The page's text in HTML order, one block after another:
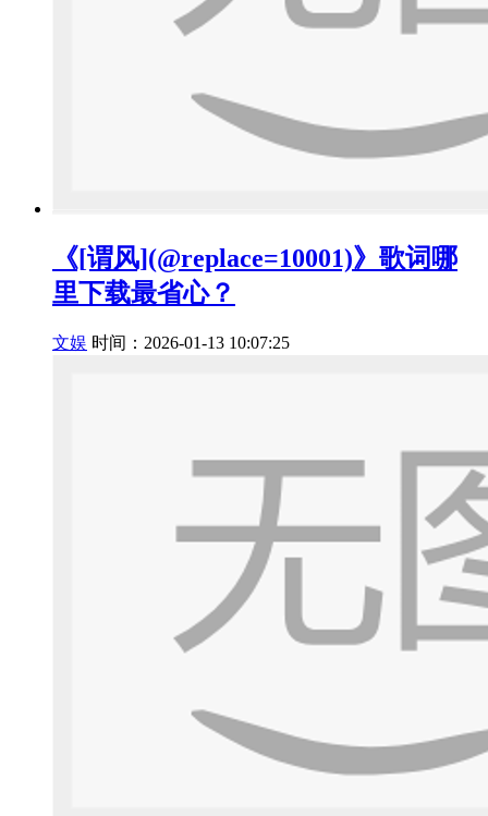
《[谓风](@replace=10001)》歌词哪
里下载最省心？
文娱 时间：2026-01-13 10:07:25